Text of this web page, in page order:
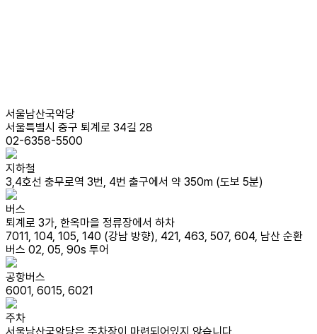
서울남산국악당
서울특별시 중구 퇴계로 34길 28
02-6358-5500
지하철
3,4호선 충무로역 3번, 4번 출구에서 약 350m (도보 5분)
버스
퇴계로 3가, 한옥마을 정류장에서 하차
7011, 104, 105, 140 (강남 방향), 421, 463, 507, 604, 남산 순환
버스 02, 05, 90s 투어
공항버스
6001, 6015, 6021
주차